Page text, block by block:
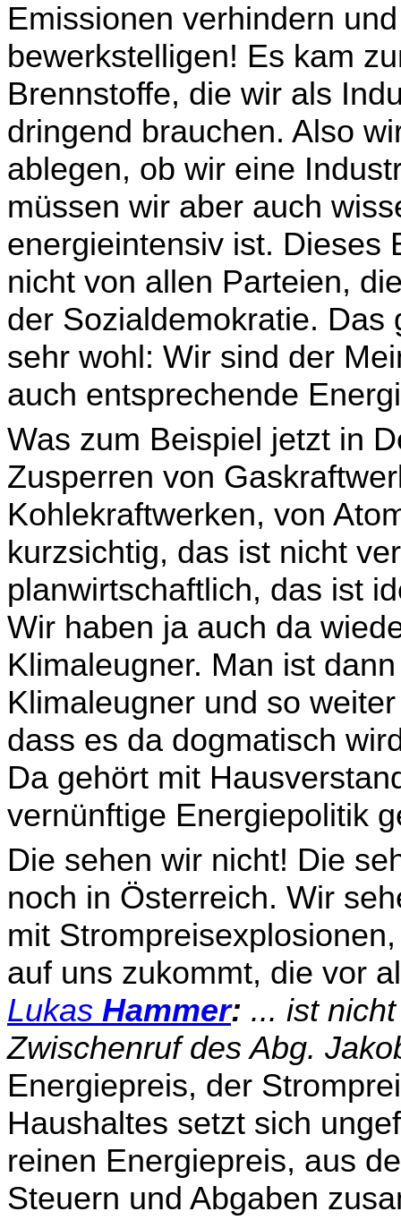
Emissionen verhindern
bewerkstelligen! Es kam
Brennstoffe, die wir als
dringend brauchen. Also
ablegen, ob wir eine
müssen wir aber auch
energieintensiv ist. Dieses
nicht von allen Parteien,
der Sozialdemokratie.
sehr wohl: Wir sind der
auch entsprechende
Was zum Beispiel jetzt in
Zusperren von
Kohlekraftwerken, von
kurzsichtig, das ist nicht
planwirtschaftlich, das ist
Wir haben ja auch da
Klimaleugner. Man ist
Klimaleugner und so
dass es da dogmatisch
Da gehört mit
vernünftige Energiepolitik
Die sehen wir nicht! Die
noch in Österreich. Wir
mit
auf uns zukommt, die vor
Lukas Hammer: ... ist
Zwischenruf des Abg.
Energie­preis, der
Haushaltes setzt sich
reinen Energiepreis, aus
Steuern und Abgaben